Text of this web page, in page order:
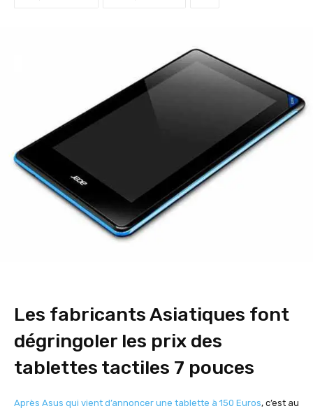
Les fabricants Asiatiques font
dégringoler les prix des
tablettes tactiles 7 pouces
Après Asus qui vient d’annoncer une tablette à 150 Euros, c’est au